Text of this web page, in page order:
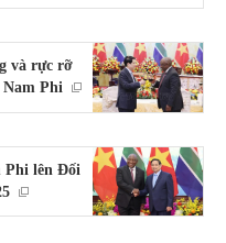
và rực rỡ
Phi
Phi lên Đối